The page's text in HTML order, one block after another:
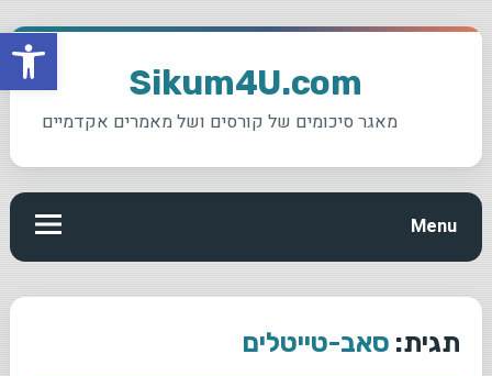
פתח
Skip
Sikum4U.com
מאגר סיכומים של קורסים ושל מאמרים אקדמיים
Menu
תגית: סאב-טייטלים